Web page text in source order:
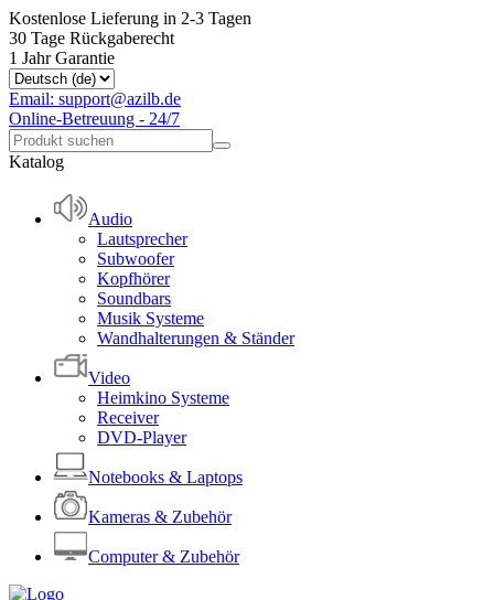
Kostenlose Lieferung in 2-3 Tagen
30 Tage Rückgaberecht
1 Jahr Garantie
Email: support@azilb.de
Online-Betreuung - 24/7
Katalog
Audio
Lautsprecher
Subwoofer
Kopfhörer
Soundbars
Musik Systeme
Wandhalterungen & Ständer
Video
Heimkino Systeme
Receiver
DVD-Player
Notebooks & Laptops
Kameras & Zubehör
Computer & Zubehör